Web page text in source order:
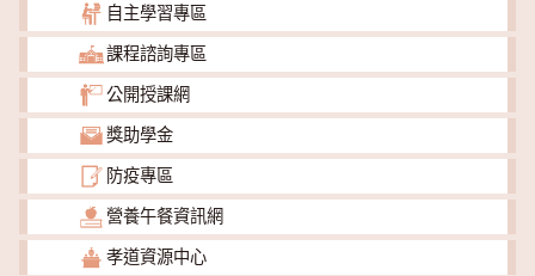
自主學習專區
課程諮詢專區
公開授課網
獎助學金
防疫專區
營養午餐資訊網
孝道資源中心